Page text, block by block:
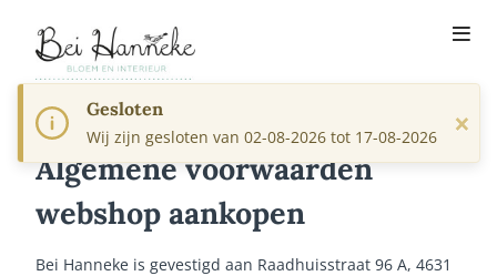
Algemene voorwaarden
webshop aankopen
Bei Hanneke is gevestigd aan Raadhuisstraat 96 A, 4631
Gesloten
Wij zijn gesloten van 02-08-2026 tot 17-08-2026 ×